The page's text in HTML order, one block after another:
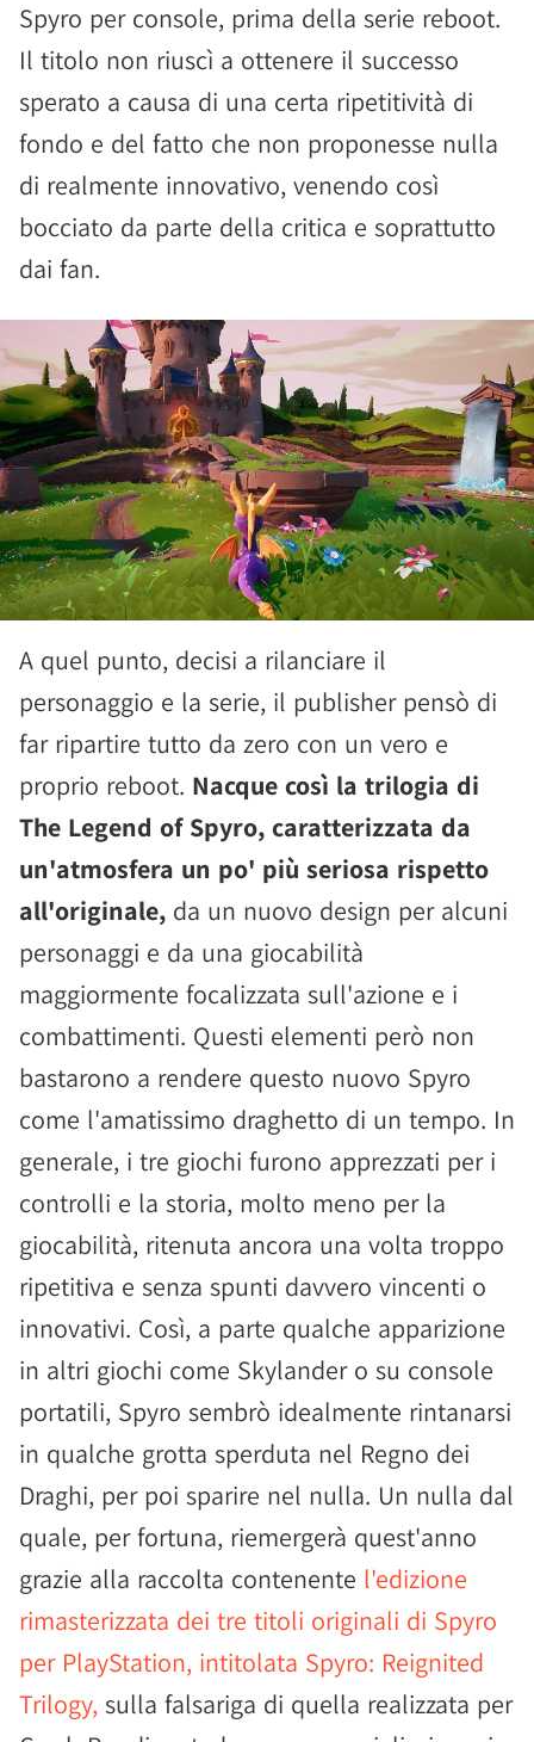
Spyro per console, prima della serie reboot.
Il titolo non riuscì a ottenere il successo
sperato a causa di una certa ripetitività di
fondo e del fatto che non proponesse nulla
di realmente innovativo, venendo così
bocciato da parte della critica e soprattutto
dai fan.
A quel punto, decisi a rilanciare il
personaggio e la serie, il publisher pensò di
far ripartire tutto da zero con un vero e
proprio reboot. Nacque così la trilogia di
The Legend of Spyro, caratterizzata da
un'atmosfera un po' più seriosa rispetto
all'originale, da un nuovo design per alcuni
personaggi e da una giocabilità
maggiormente focalizzata sull'azione e i
combattimenti. Questi elementi però non
bastarono a rendere questo nuovo Spyro
come l'amatissimo draghetto di un tempo. In
generale, i tre giochi furono apprezzati per i
controlli e la storia, molto meno per la
giocabilità, ritenuta ancora una volta troppo
ripetitiva e senza spunti davvero vincenti o
innovativi. Così, a parte qualche apparizione
in altri giochi come Skylander o su console
portatili, Spyro sembrò idealmente rintanarsi
in qualche grotta sperduta nel Regno dei
Draghi, per poi sparire nel nulla. Un nulla dal
quale, per fortuna, riemergerà quest'anno
grazie alla raccolta contenente l'edizione
rimasterizzata dei tre titoli originali di Spyro
per PlayStation, intitolata Spyro: Reignited
Trilogy, sulla falsariga di quella realizzata per